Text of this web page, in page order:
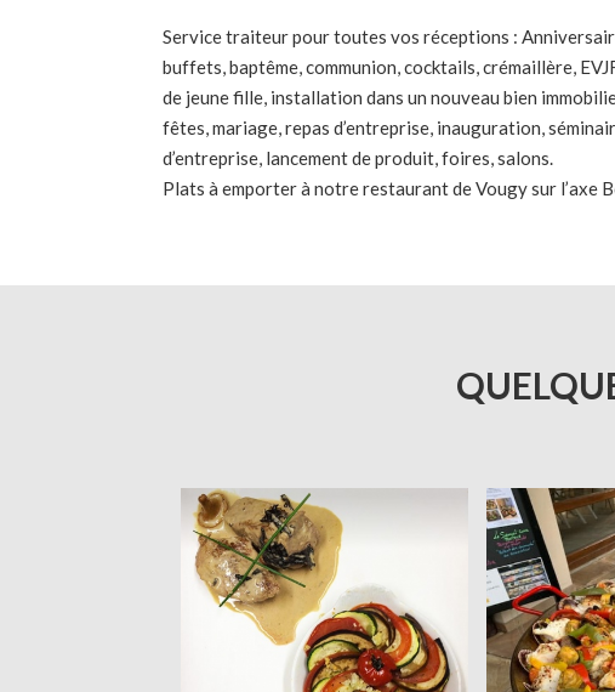
Service traiteur pour toutes vos réceptions :
buffets, baptême, communion, cocktails, crémaillère,
de jeune fille, installation dans un nouveau bien
fêtes, mariage, repas d’entreprise, inauguration,
d’entreprise, lancement de produit, foires, salons.
Plats à emporter à notre restaurant de Vougy sur l’axe